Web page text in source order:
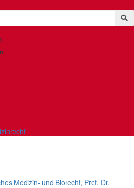
Medizin- und Biorecht, Prof. Dr.